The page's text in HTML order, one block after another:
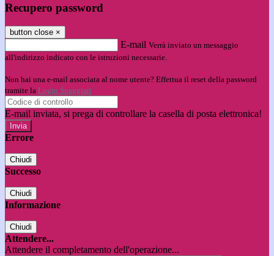
Recupero password
button close ×
E-mail Verrà inviato un messaggio
all'indirizzo indicato con le istruzioni necessarie.
Non hai una e-mail associata al nome utente? Effettua il reset della password
tramite la Login Spaggiari
E-mail inviata, si prega di controllare la casella di posta elettronica!
Errore
Chiudi
Successo
Chiudi
Informazione
Chiudi
Attendere...
Attendere il completamento dell'operazione...